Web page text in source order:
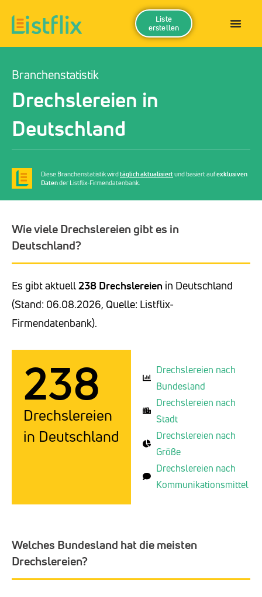
Liste
erstellen
Branchenstatistik
Drechslereien in
Deutschland
Diese Branchenstatistik wirdtäglich aktualisiertund basiert aufexklusiven
Datender Listflix-Firmendatenbank.
Wie viele Drechslereien gibt es in
Deutschland?
Es gibt aktuell238 Drechslereien in Deutschland
(Stand: 06.08.2026, Quelle: Listflix-
Firmendatenbank).
238
Drechslereien
in Deutschland
Drechslereien nach
Bundesland
Drechslereien nach
Stadt
Drechslereien nach
Größe
Drechslereien nach
Kommunikationsmittel
Welches Bundesland hat die meisten
Drechslereien?